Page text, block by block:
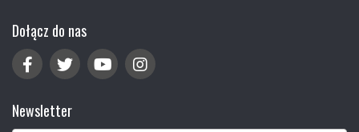
Dołącz do nas
Newsletter